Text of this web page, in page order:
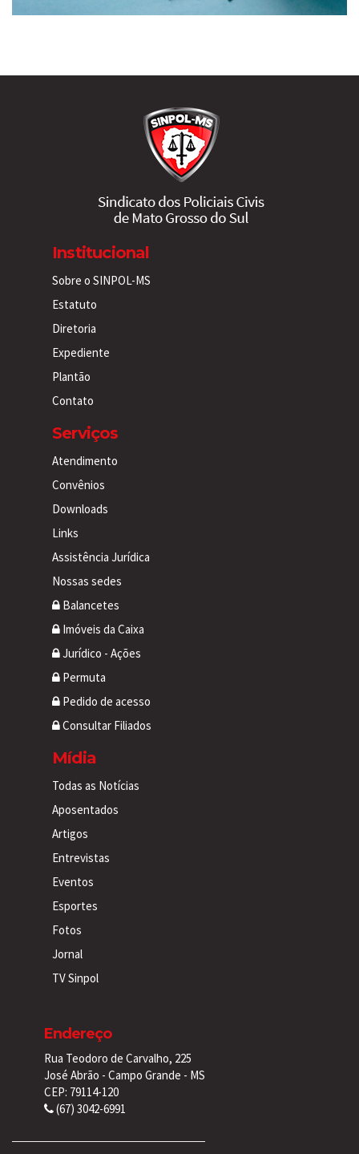
Institucional
Sobre o SINPOL-MS
Estatuto
Diretoria
Expediente
Plantão
Contato
Serviços
Atendimento
Convênios
Downloads
Links
Assistência Jurídica
Nossas sedes
Balancetes
Imóveis da Caixa
Jurídico - Ações
Permuta
Pedido de acesso
Consultar Filiados
Mídia
Todas as Notícias
Aposentados
Artigos
Entrevistas
Eventos
Esportes
Fotos
Jornal
TV Sinpol
Endereço
Rua Teodoro de Carvalho, 225
José Abrão - Campo Grande - MS
CEP: 79114-120
(67) 3042-6991